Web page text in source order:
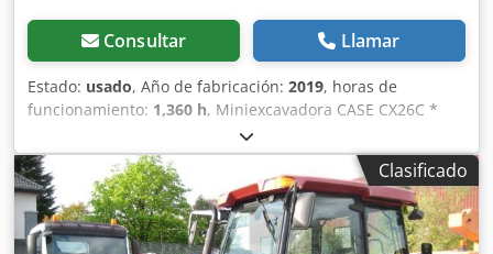
Consultar Llamar
Estado: usado, Año de fabricación: 2019, horas de
funcionamiento: 1,360 h, Miniexcavadora CASE CX26C *
Año de fabricación: 2019 Dsdourfkcopfx Alaekr * 1360 BS, i
* Calefacción * Aire acondicionado * Orugas de goma *
Hoja excavadora * Enganche rápido
Clasificado